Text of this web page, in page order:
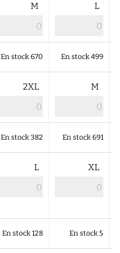
M L
En stock 670 En stock 499
2XL M
En stock 382 En stock 691
L XL
En stock 128 En stock 5